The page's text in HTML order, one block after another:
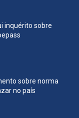
inquérito sobre
sobre norma
no país